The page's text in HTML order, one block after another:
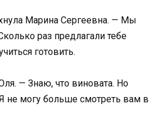
Марина Сергеевна. — Мы
раз предлагали тебе
готовить.
— Знаю, что виновата. Но
не могу больше смотреть вам в